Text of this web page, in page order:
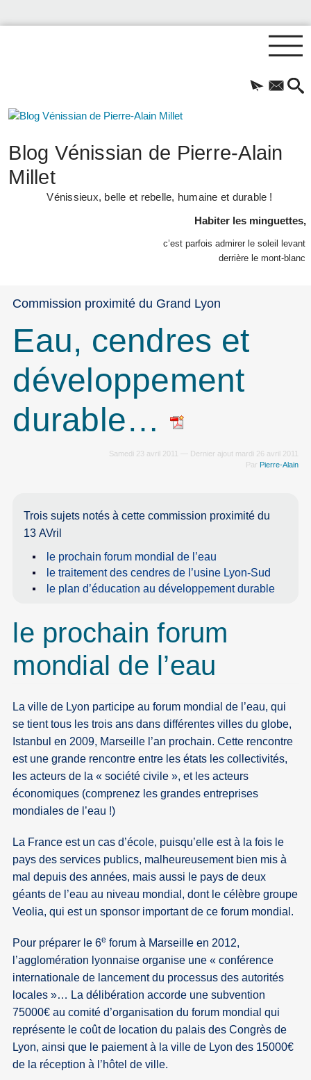
Blog Vénissian de Pierre-Alain
Millet
Vénissieux, belle et rebelle, humaine et durable !
Habiter les minguettes,
c’est parfois admirer le soleil levant
derrière le mont-blanc
Commission proximité du Grand Lyon
Eau, cendres et
développement
durable…
Samedi 23 avril 2011 — Dernier ajout mardi 26 avril 2011
Par Pierre-Alain
Trois sujets notés à cette commission proximité du
13 AVril
le prochain forum mondial de l’eau
le traitement des cendres de l’usine Lyon-Sud
le plan d’éducation au développement durable
le prochain forum
mondial de l’eau
La ville de Lyon participe au forum mondial de l’eau, qui
se tient tous les trois ans dans différentes villes du globe,
Istanbul en 2009, Marseille l’an prochain. Cette rencontre
est une grande rencontre entre les états les collectivités,
les acteurs de la « société civile », et les acteurs
économiques (comprenez les grandes entreprises
mondiales de l’eau !)
La France est un cas d’école, puisqu’elle est à la fois le
pays des services publics, malheureusement bien mis à
mal depuis des années, mais aussi le pays de deux
géants de l’eau au niveau mondial, dont le célèbre groupe
Veolia, qui est un sponsor important de ce forum mondial.
Pour préparer le 6e forum à Marseille en 2012,
l’agglomération lyonnaise organise une « conférence
internationale de lancement du processus des autorités
locales »… La délibération accorde une subvention
75000€ au comité d’organisation du forum mondial qui
représente le coût de location du palais des Congrès de
Lyon, ainsi que le paiement à la ville de Lyon des 15000€
de la réception à l’hôtel de ville.